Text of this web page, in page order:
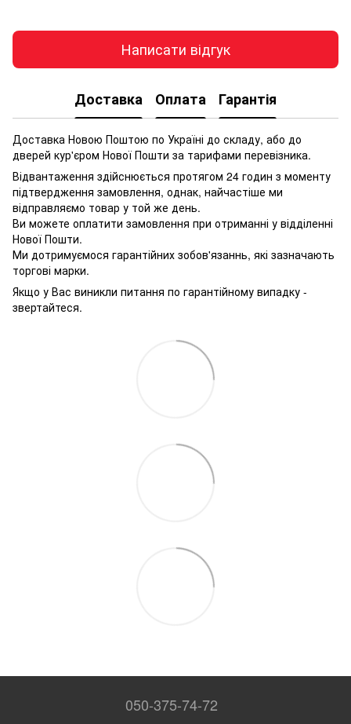
Написати відгук
Доставка Оплата Гарантія
Доставка Новою Поштою по Україні до складу, або до
дверей кур'єром Нової Пошти за тарифами перевізника.
Відвантаження здійснюється протягом 24 годин з моменту
підтвердження замовлення, однак, найчастіше ми
відправляємо товар у той же день.
Ви можете оплатити замовлення при отриманні у відділенні
Нової Пошти.
Ми дотримуємося гарантійних зобов'язаннь, які зазначають
торгові марки.
Якщо у Вас виникли питання по гарантійному випадку -
звертайтеся.
050-375-74-72